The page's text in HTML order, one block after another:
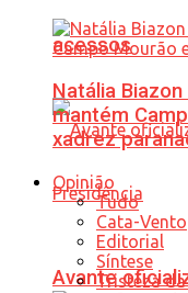
acessos
Avante
Natália
mantém
xadrez
Opinião
Tudo
Cata-Vento
Editorial
Síntese
Tristeza